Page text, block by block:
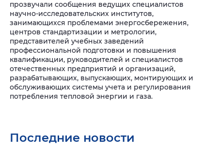
прозвучали сообщения ведущих специалистов
научно-исследовательских институтов,
занимающихся проблемами энергосбережения,
центров стандартизации и метрологии,
представителей учебных заведений
профессиональной подготовки и повышения
квалификации, руководителей и специалистов
отечественных предприятий и организаций,
разрабатывающих, выпускающих, монтирующих и
обслуживающих системы учета и регулирования
потребления тепловой энергии и газа.
Последние новости